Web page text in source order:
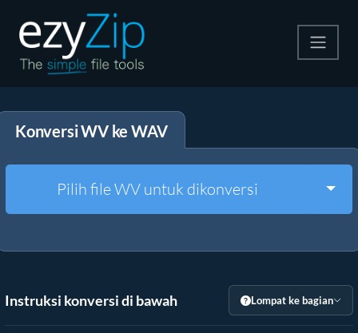
Ekstrak
Alat Lainnya
Konversi WV ke WAV
Pilih file WV untuk dikonversi
Instruksi konversi di bawah Lompat ke bagian